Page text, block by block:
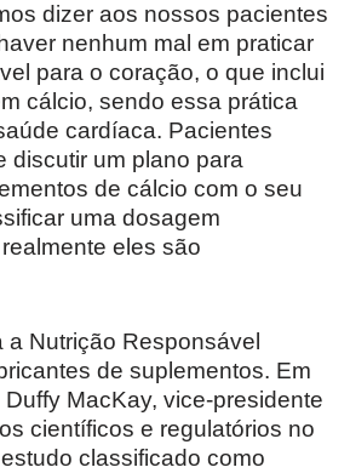
dizer aos nossos pacientes
nenhum mal em praticar
para o coração, o que inclui
cálcio, sendo essa prática
cardíaca. Pacientes
discutir um plano para
de cálcio com o seu
uma dosagem
eles são
Nutrição Responsável
de suplementos. Em
MacKay, vice-presidente
científicos e regulatórios no
classificado como